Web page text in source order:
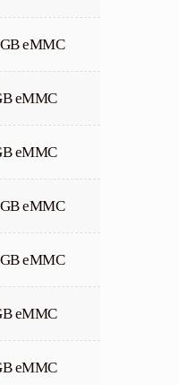
eMMC
eMMC
eMMC
eMMC
eMMC
eMMC
eMMC